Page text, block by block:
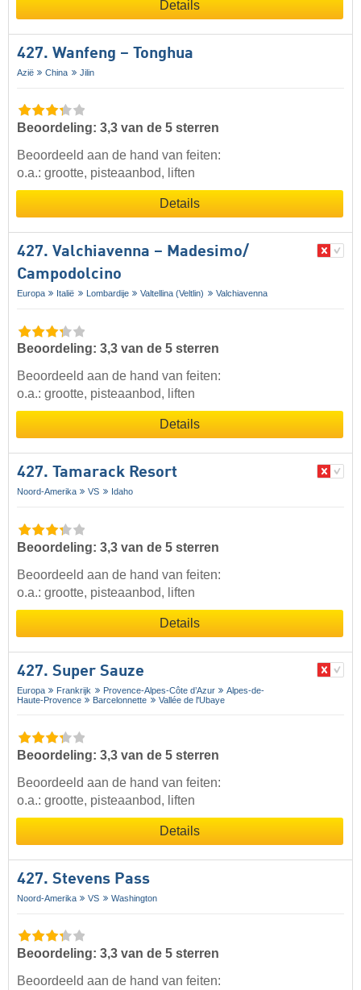
Details
427. Wanfeng – Tonghua
Azië China Jilin
Beoordeling: 3,3 van de 5 sterren
Beoordeeld aan de hand van feiten:
o.a.: grootte, pisteaanbod, liften
Details
427. Valchiavenna – Madesimo/​
Campodolcino
Europa Italië Lombardije Valtellina (Veltlin) Valchiavenna
Beoordeling: 3,3 van de 5 sterren
Beoordeeld aan de hand van feiten:
o.a.: grootte, pisteaanbod, liften
Details
427. Tamarack Resort
Noord-Amerika VS Idaho
Beoordeling: 3,3 van de 5 sterren
Beoordeeld aan de hand van feiten:
o.a.: grootte, pisteaanbod, liften
Details
427. Super Sauze
Europa Frankrijk Provence-Alpes-Côte d’Azur
Alpes-de-
Haute-Provence
Barcelonnette Vallée de l'Ubaye
Beoordeling: 3,3 van de 5 sterren
Beoordeeld aan de hand van feiten:
o.a.: grootte, pisteaanbod, liften
Details
427. Stevens Pass
Noord-Amerika VS Washington
Beoordeling: 3,3 van de 5 sterren
Beoordeeld aan de hand van feiten: